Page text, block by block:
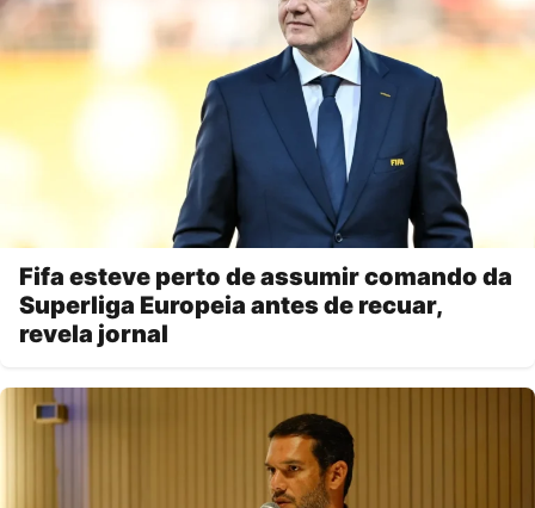
Fifa esteve perto de assumir comando da
Superliga Europeia antes de recuar,
revela jornal